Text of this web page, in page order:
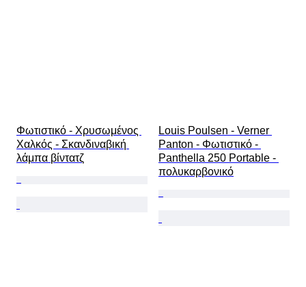
Φωτιστικό - Χρυσωμένος
Χαλκός - Σκανδιναβική
λάμπα βίντατζ
Louis Poulsen - Verner
Panton - Φωτιστικό -
Panthella 250 Portable -
πολυκαρβονικό